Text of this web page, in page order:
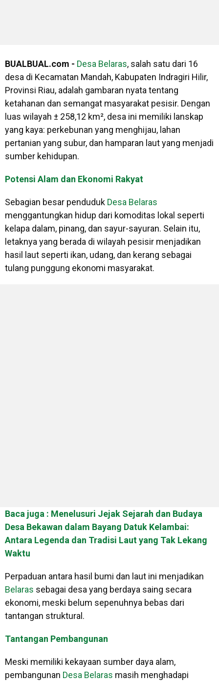
BUALBUAL.com - Desa Belaras, salah satu dari 16
desa di Kecamatan Mandah, Kabupaten Indragiri Hilir,
Provinsi Riau, adalah gambaran nyata tentang
ketahanan dan semangat masyarakat pesisir. Dengan
luas wilayah ± 258,12 km², desa ini memiliki lanskap
yang kaya: perkebunan yang menghijau, lahan
pertanian yang subur, dan hamparan laut yang menjadi
sumber kehidupan.
Potensi Alam dan Ekonomi Rakyat
Sebagian besar penduduk Desa Belaras
menggantungkan hidup dari komoditas lokal seperti
kelapa dalam, pinang, dan sayur-sayuran. Selain itu,
letaknya yang berada di wilayah pesisir menjadikan
hasil laut seperti ikan, udang, dan kerang sebagai
tulang punggung ekonomi masyarakat.
Baca juga : Menelusuri Jejak Sejarah dan Budaya
Desa Bekawan dalam Bayang Datuk Kelambai:
Antara Legenda dan Tradisi Laut yang Tak Lekang
Waktu
Perpaduan antara hasil bumi dan laut ini menjadikan
Belaras sebagai desa yang berdaya saing secara
ekonomi, meski belum sepenuhnya bebas dari
tantangan struktural.
Tantangan Pembangunan
Meski memiliki kekayaan sumber daya alam,
pembangunan Desa Belaras masih menghadapi